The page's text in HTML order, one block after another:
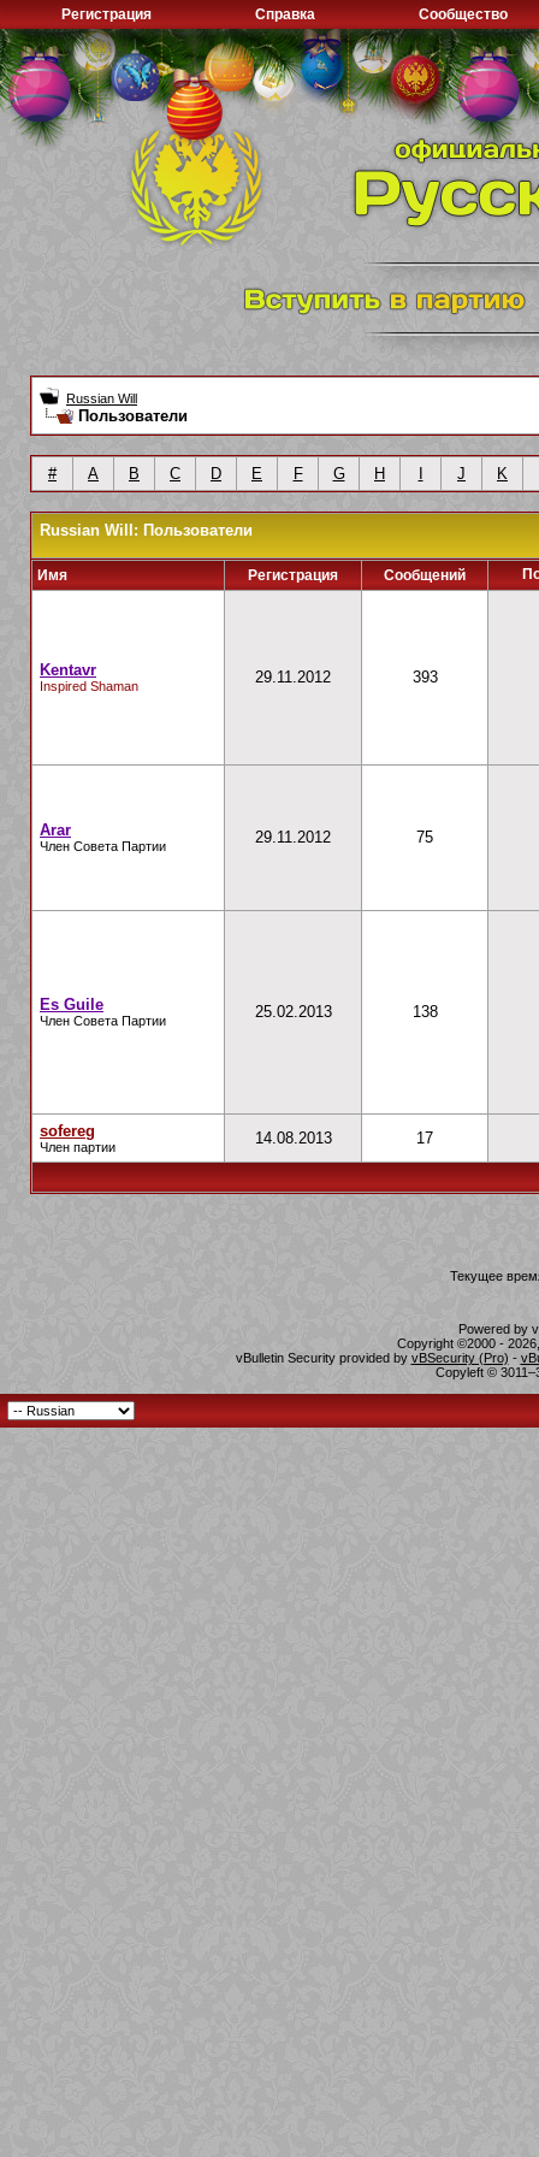
Регистрация Справка Сообщество
Russian Will
Пользователи
# A B C D E F G H J K
Russian Will: Пользователи
Имя Регистрация Сообщений
Kentavr
Inspired Shaman 29.11.2012 393
Arar
Член Совета Партии 29.11.2012 75
Es Guile
Член Совета Партии 25.02.2013 138
sofereg
Член партии 14.08.2013 17
Текущее
Powered by
Copyright ©2000 -
vBulletin Security provided by vBSecurity (Pro) -
Copyleft ©